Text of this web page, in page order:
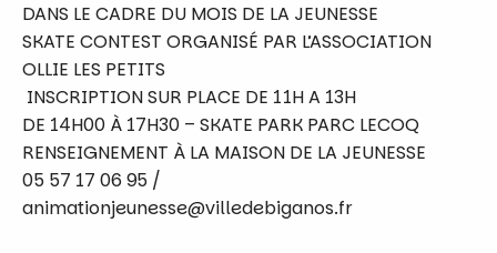
DANS LE CADRE DU MOIS DE LA JEUNESSE
SKATE CONTEST ORGANISÉ PAR L’ASSOCIATION
OLLIE LES PETITS
INSCRIPTION SUR PLACE DE 11H A 13H
DE 14H00 À 17H30 – SKATE PARK PARC LECOQ
RENSEIGNEMENT À LA MAISON DE LA JEUNESSE
05 57 17 06 95 /
animationjeunesse@villedebiganos.fr